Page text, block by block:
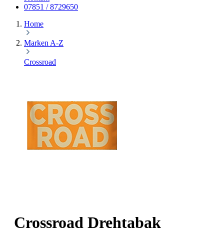
07851 / 8729650
Home
Marken A-Z
Crossroad
Crossroad Drehtabak